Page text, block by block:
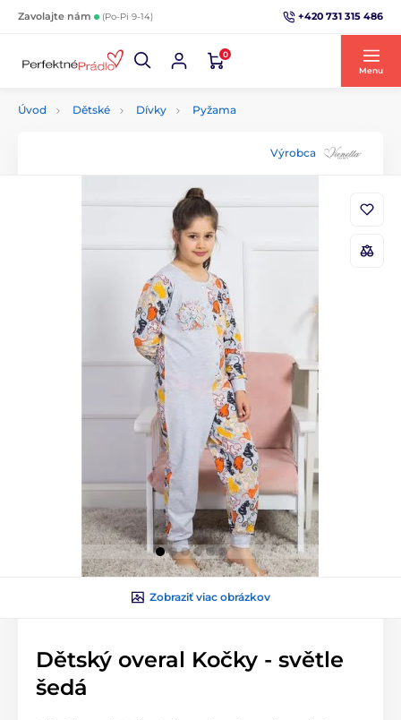
Zavolajte nám (Po-Pi 9-14) +420 731 315 486
0
Menu
Úvod Dětské Dívky Pyžama
Výrobca
Zobraziť viac obrázkov
Dětský overal Kočky - světle
šedá